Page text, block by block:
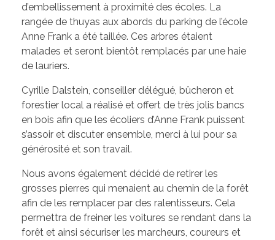
Le Maire : Edmond Bettinger
Le conseil Municipal
Les élus de la CCW
Les délibérations du Conseil Municipal
Les Entreprises de Ham
Les Associations de Ham
Permanences
Bulletins Municipaux
Cartes et Plans
Assainissement
SPORT ET ENSEIGNEMENT
Inscriptions scolaires
Assistant(e)s maternel(le)s
ACTUALITÉS
d’embellissement à proximité des écoles. La
rangée de thuyas aux abords du parking de l’école
Anne Frank a été taillée. Ces arbres étaient
malades et seront bientôt remplacés par une haie
de lauriers.
Cyrille Dalstein, conseiller délégué, bûcheron et
forestier local a réalisé et offert de très jolis bancs
en bois afin que les écoliers d’Anne Frank puissent
s’assoir et discuter ensemble, merci à lui pour sa
générosité et son travail.
Nous avons également décidé de retirer les
grosses pierres qui menaient au chemin de la forêt
afin de les remplacer par des ralentisseurs. Cela
permettra de freiner les voitures se rendant dans la
forêt et ainsi sécuriser les marcheurs, coureurs et